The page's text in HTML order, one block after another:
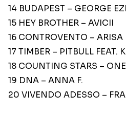
14 BUDAPEST – GEORGE
15 HEY BROTHER – AVICII
16 CONTROVENTO – ARISA
17 TIMBER – PITBULL FEAT.
18 COUNTING STARS –
19 DNA – ANNA F.
20 VIVENDO ADESSO –